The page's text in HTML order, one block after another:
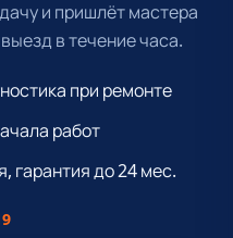
и пришлёт мастера
в течение часа.
при ремонте
работ
гарантия до 24 мес.